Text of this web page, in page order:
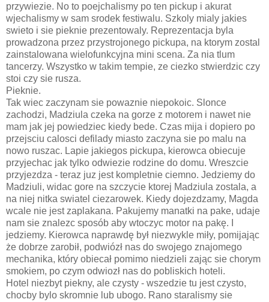
przywiezie. No to poejchalismy po ten pickup i akurat
wjechalismy w sam srodek festiwalu. Szkoly mialy jakies
swieto i sie pieknie prezentowaly. Reprezentacja byla
prowadzona przez przystrojonego pickupa, na ktorym zostal
zainstalowana wielofunkcyjna mini scena. Za nia tlum
tancerzy. Wszystko w takim tempie, ze ciezko stwierdzic czy
stoi czy sie rusza.
Pieknie.
Tak wiec zaczynam sie powaznie niepokoic. Slonce
zachodzi, Madziula czeka na gorze z motorem i nawet nie
mam jak jej powiedziec kiedy bede. Czas mija i dopiero po
przejsciu calosci defilady miasto zaczyna sie po malu na
nowo ruszac. Lapie jakiegos pickupa, kierowca obiecuje
przyjechac jak tylko odwiezie rodzine do domu. Wreszcie
przyjezdza - teraz juz jest kompletnie ciemno. Jedziemy do
Madziuli, widac gore na szczycie ktorej Madziula zostala, a
na niej nitka swiatel ciezarowek. Kiedy dojezdzamy, Magda
wcale nie jest zaplakana. Pakujemy manatki na pake, udaje
nam sie znalezc sposób aby wtoczyc motor na pakę. I
jedziemy. Kierowca naprawdę był niezwykle miły, pomijając
że dobrze zarobił, podwiózł nas do swojego znajomego
mechanika, który obiecał pomimo niedzieli zając sie chorym
smokiem, po czym odwiozł nas do pobliskich hoteli.
Hotel niezbyt piekny, ale czysty - wszedzie tu jest czysto,
chocby bylo skromnie lub ubogo. Rano staralismy sie